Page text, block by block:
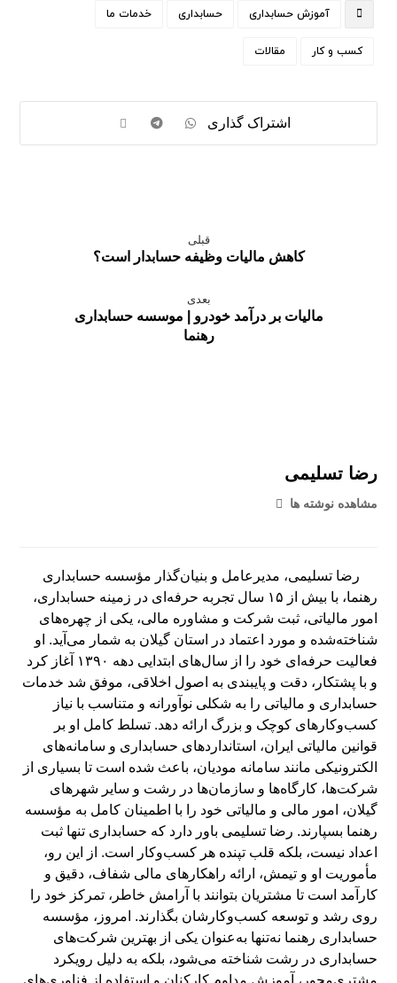
آموزش حسابداری حسابداری خدمات ما
کسب و کار مقالات
قبلی
کاهش مالیات وظیفه حسابدار است؟
بعدی
مالیات بر درآمد خودرو | موسسه حسابداری
رهنما
رضا تسلیمی
مشاهده نوشته ها
رضا تسلیمی، مدیرعامل و بنیان‌گذار مؤسسه حسابداری
رهنما، با بیش از ۱۵ سال تجربه حرفه‌ای در زمینه حسابداری،
امور مالیاتی، ثبت شرکت و مشاوره مالی، یکی از چهره‌های
شناخته‌شده و مورد اعتماد در استان گیلان به شمار می‌آید. او
فعالیت حرفه‌ای خود را از سال‌های ابتدایی دهه ۱۳۹۰ آغاز کرد
و با پشتکار، دقت و پایبندی به اصول اخلاقی، موفق شد خدمات
حسابداری و مالیاتی را به شکلی نوآورانه و متناسب با نیاز
کسب‌وکارهای کوچک و بزرگ ارائه دهد. تسلط کامل او بر
قوانین مالیاتی ایران، استانداردهای حسابداری و سامانه‌های
الکترونیکی مانند سامانه مودیان، باعث شده است تا بسیاری از
شرکت‌ها، کارگاه‌ها و سازمان‌ها در رشت و سایر شهرهای
گیلان، امور مالی و مالیاتی خود را با اطمینان کامل به مؤسسه
رهنما بسپارند. رضا تسلیمی باور دارد که حسابداری تنها ثبت
اعداد نیست، بلکه قلب تپنده هر کسب‌وکار است. از این رو،
مأموریت او و تیمش، ارائه راهکارهای مالی شفاف، دقیق و
کارآمد است تا مشتریان بتوانند با آرامش خاطر، تمرکز خود را
روی رشد و توسعه کسب‌وکارشان بگذارند. امروز، مؤسسه
حسابداری رهنما نه‌تنها به‌عنوان یکی از بهترین شرکت‌های
حسابداری در رشت شناخته می‌شود، بلکه به دلیل رویکرد
مشتری‌محور، آموزش مداوم کارکنان و استفاده از فناوری‌های